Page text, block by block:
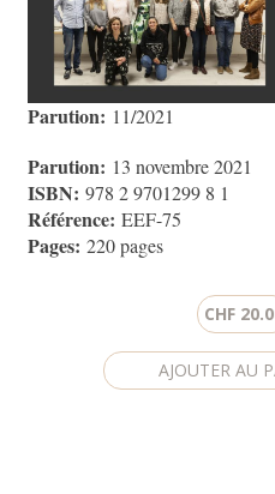
Parution: 11/2021
Parution: 13 novembre 2021
ISBN: 978 2 9701299 8 1
Référence: EEF-75
Pages: 220 pages
CHF